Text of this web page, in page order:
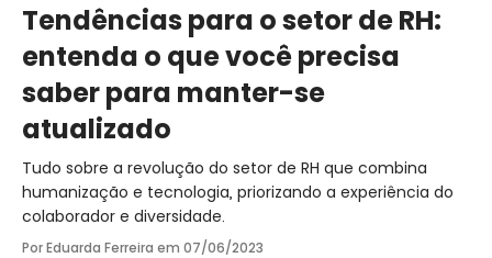
Tendências para o setor de RH:
entenda o que você precisa
saber para manter-se
atualizado
Tudo sobre a revolução do setor de RH que combina
humanização e tecnologia, priorizando a experiência do
colaborador e diversidade.
Por Eduarda Ferreira em 07/06/2023